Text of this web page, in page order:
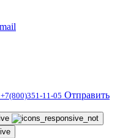
+7(800)351-11-05 Отправить